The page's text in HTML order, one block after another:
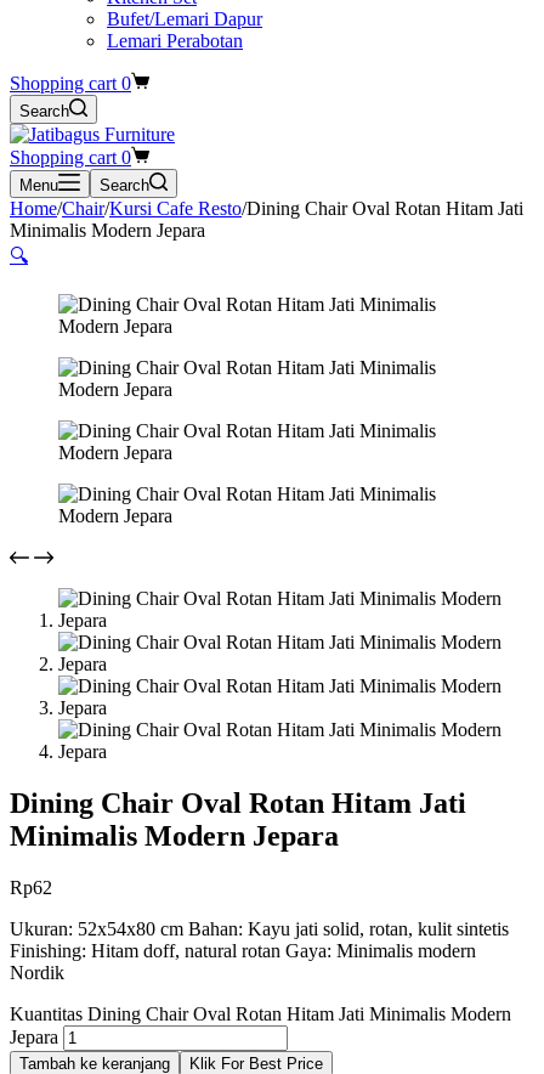
Bufet/Lemari Dapur
Lemari Perabotan
Shopping cart 0
Search
Shopping cart 0
Menu Search
Home/Chair/Kursi Cafe Resto/Dining Chair Oval Rotan Hitam Jati
Minimalis Modern Jepara
🔍
Dining Chair Oval Rotan Hitam Jati
Minimalis Modern Jepara
Rp62
Ukuran: 52x54x80 cm Bahan: Kayu jati solid, rotan, kulit sintetis
Finishing: Hitam doff, natural rotan Gaya: Minimalis modern
Nordik
Kuantitas Dining Chair Oval Rotan Hitam Jati Minimalis Modern
Jepara
Tambah ke keranjang Klik For Best Price